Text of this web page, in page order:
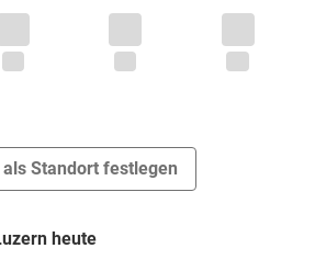
Standort festlegen
heute